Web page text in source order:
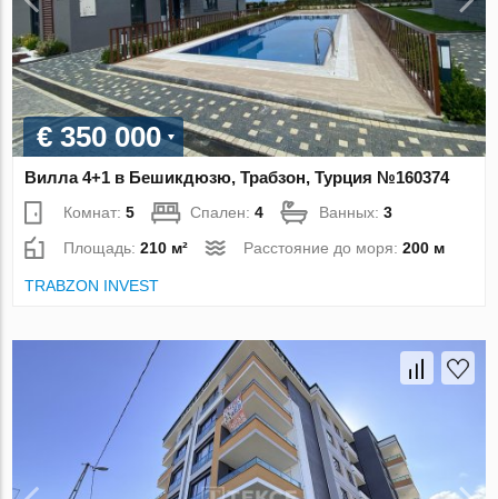
€ 350 000
Вилла 4+1 в Бешикдюзю, Трабзон, Турция №160374
Комнат:5 Спален:4 Ванных:3
Площадь:210 м² Расстояние до моря:200 м
TRABZON INVEST